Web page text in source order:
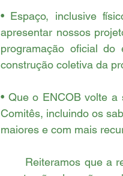
• Espaço, inclusive
apresentar nossos
programação oficial do
construção coletiva da
• Que o ENCOB volte
Comitês, incluindo os
maiores e com mais